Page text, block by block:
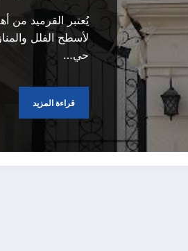
يُعتبر القرميد من
لأسطح الفلل
حي…
قراءة المزيد